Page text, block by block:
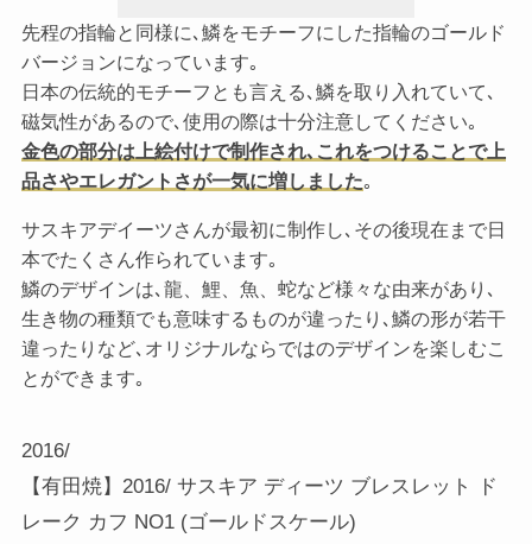
先程の指輪と同様に､鱗をモチーフにした指輪のゴールド
バージョンになっています｡
日本の伝統的モチーフとも言える､鱗を取り入れていて､
磁気性があるので､使用の際は十分注意してください｡
金色の部分は上絵付けで制作され､これをつけることで上
品さやエレガントさが一気に増しました｡
サスキアデイーツさんが最初に制作し､その後現在まで日
本でたくさん作られています｡
鱗のデザインは､龍、鯉、魚、蛇など様々な由来があり､
生き物の種類でも意味するものが違ったり､鱗の形が若干
違ったりなど､オリジナルならではのデザインを楽しむこ
とができます｡
2016/
【有田焼】2016/ サスキア ディーツ ブレスレット ド
レーク カフ NO1 (ゴールドスケール)